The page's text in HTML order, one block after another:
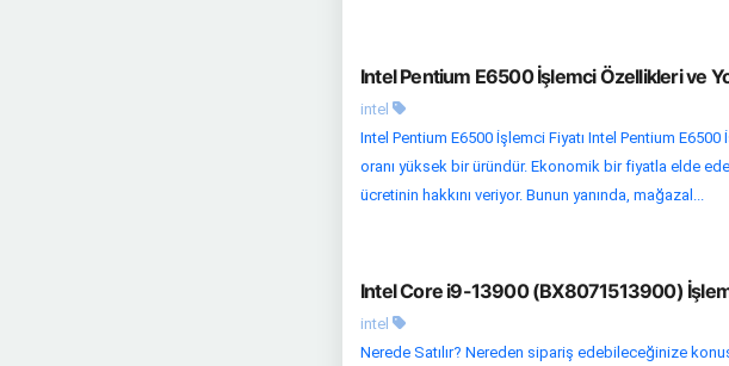
Intel Pentium E6500 İşlemci Özellikleri ve
intel
Intel Pentium E6500 İşlemci Fiyatı Intel Pentium
oranı yüksek bir üründür. Ekonomik bir fiyatla elde
ücretinin hakkını veriyor. Bunun yanında, mağazal...
Intel Core i9-13900 (BX8071513900)
intel
Nerede Satılır? Nereden sipariş edebileceğinize